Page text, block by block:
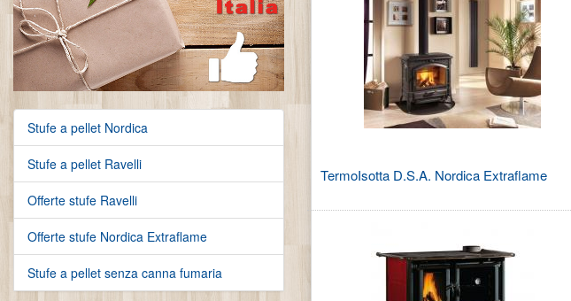
Stufe a pellet Nordica
Stufe a pellet Ravelli
Offerte stufe Ravelli
Offerte stufe Nordica Extraflame
Stufe a pellet senza canna fumaria
TermoIsotta D.S.A. Nordica Extraflame